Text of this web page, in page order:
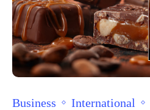
Business International